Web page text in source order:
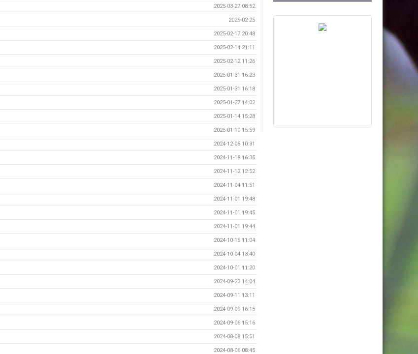
2025-03-27 08:52
2025-02-25
2025-02-17 20:48
2025-02-14 21:11
2025-02-12 11:26
2025-01-31 16:23
2025-01-31 16:18
2025-01-27 14:02
2025-01-14 15:28
2025-01-10 15:59
2024-12-05 10:31
2024-11-18 16:35
2024-11-12 12:52
2024-11-04 11:51
2024-11-01 19:48
2024-11-01 19:45
2024-11-01 19:44
2024-10-15 11:04
2024-10-04 13:40
2024-10-01 11:20
2024-09-23 14:04
2024-09-11 13:11
2024-09-09 16:15
2024-09-06 15:16
2024-08-08 15:51
2024-08-06 08:45